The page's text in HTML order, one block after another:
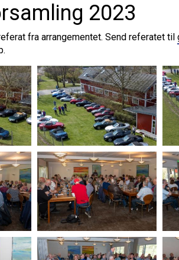
2023
fra arrangementet. Send referatet til